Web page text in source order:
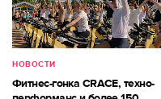
НОВОСТИ
Фитнес-гонка CRACE, техно-